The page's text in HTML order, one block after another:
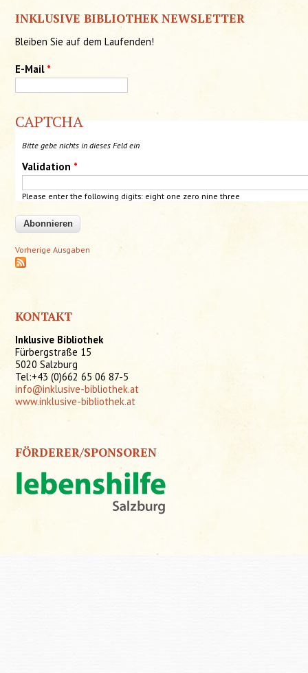
INKLUSIVE BIBLIOTHEK NEWSLETTER
Bleiben Sie auf dem Laufenden!
E-Mail *
CAPTCHA
Bitte gebe nichts in dieses Feld ein
Validation *
Please enter the following digits: eight one zero nine three
Vorherige Ausgaben
KONTAKT
Inklusive Bibliothek
Fürbergstraße 15
5020 Salzburg
Tel:+43 (0)662 65 06 87-5
info@inklusive-bibliothek.at
www.inklusive-bibliothek.at
FÖRDERER/SPONSOREN